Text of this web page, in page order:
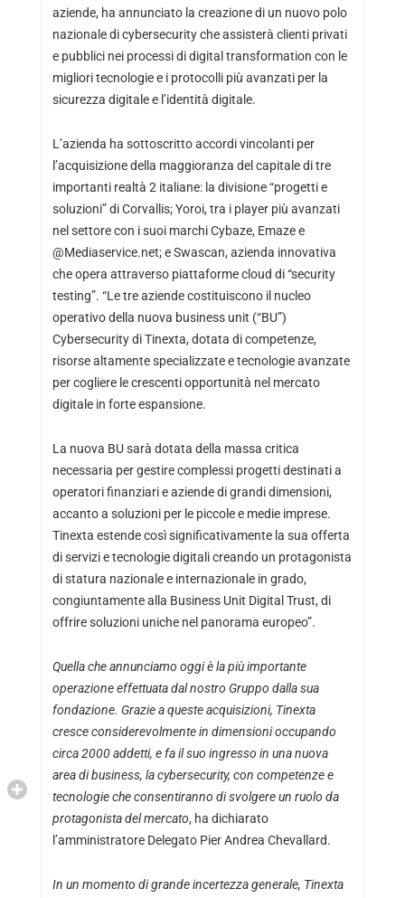
aziende, ha annunciato la creazione di un nuovo polo
nazionale di cybersecurity che assisterà clienti privati
e pubblici nei processi di digital transformation con le
migliori tecnologie e i protocolli più avanzati per la
sicurezza digitale e l’identità digitale.
L’azienda ha sottoscritto accordi vincolanti per
l’acquisizione della maggioranza del capitale di tre
importanti realtà 2 italiane: la divisione “progetti e
soluzioni” di Corvallis; Yoroi, tra i player più avanzati
nel settore con i suoi marchi Cybaze, Emaze e
@Mediaservice.net; e Swascan, azienda innovativa
che opera attraverso piattaforme cloud di “security
testing”. “Le tre aziende costituiscono il nucleo
operativo della nuova business unit (“BU”)
Cybersecurity di Tinexta, dotata di competenze,
risorse altamente specializzate e tecnologie avanzate
per cogliere le crescenti opportunità nel mercato
digitale in forte espansione.
La nuova BU sarà dotata della massa critica
necessaria per gestire complessi progetti destinati a
operatori finanziari e aziende di grandi dimensioni,
accanto a soluzioni per le piccole e medie imprese.
Tinexta estende così significativamente la sua offerta
di servizi e tecnologie digitali creando un protagonista
di statura nazionale e internazionale in grado,
congiuntamente alla Business Unit Digital Trust, di
offrire soluzioni uniche nel panorama europeo”.
Quella che annunciamo oggi è la più importante
operazione effettuata dal nostro Gruppo dalla sua
fondazione. Grazie a queste acquisizioni, Tinexta
cresce considerevolmente in dimensioni occupando
circa 2000 addetti, e fa il suo ingresso in una nuova
area di business, la cybersecurity, con competenze e
tecnologie che consentiranno di svolgere un ruolo da
protagonista del mercato, ha dichiarato
l’amministratore Delegato Pier Andrea Chevallard.
In un momento di grande incertezza generale, Tinexta